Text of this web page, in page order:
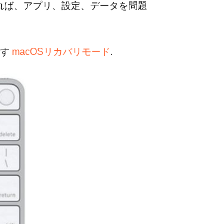
、アプリ、設定、データを問題
macOSリカバリモード.